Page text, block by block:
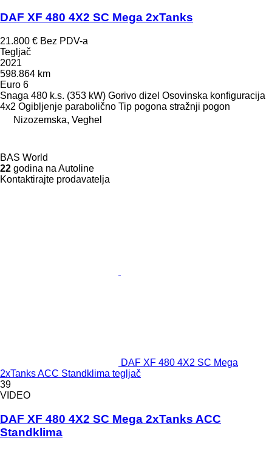
DAF XF 480 4X2 SC Mega 2xTanks
21.800 € Bez PDV-a
Tegljač
2021
598.864 km
Euro 6
Snaga 480 k.s. (353 kW) Gorivo dizel Osovinska konfiguracija
4x2 Ogibljenje parabolično Tip pogona stražnji pogon
Nizozemska, Veghel
BAS World
22 godina na Autoline
Kontaktirajte prodavatelja
DAF XF 480 4X2 SC Mega
2xTanks ACC Standklima tegljač
39
VIDEO
DAF XF 480 4X2 SC Mega 2xTanks ACC
Standklima